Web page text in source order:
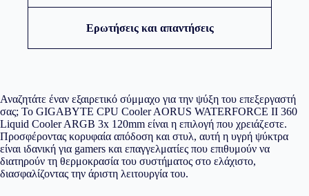
Ερωτήσεις και απαντήσεις
Αναζητάτε έναν εξαιρετικό σύμμαχο για την ψύξη του επεξεργαστή
σας; Το GIGABYTE CPU Cooler AORUS WATERFORCE II 360
Liquid Cooler ARGB 3x 120mm είναι η επιλογή που χρειάζεστε.
Προσφέροντας κορυφαία απόδοση και στυλ, αυτή η υγρή ψύκτρα
είναι ιδανική για gamers και επαγγελματίες που επιθυμούν να
διατηρούν τη θερμοκρασία του συστήματος στο ελάχιστο,
διασφαλίζοντας την άριστη λειτουργία του.